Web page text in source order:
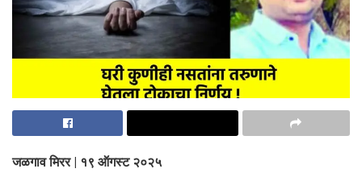
जळगाव मिरर | १९ ऑगस्ट २०२५